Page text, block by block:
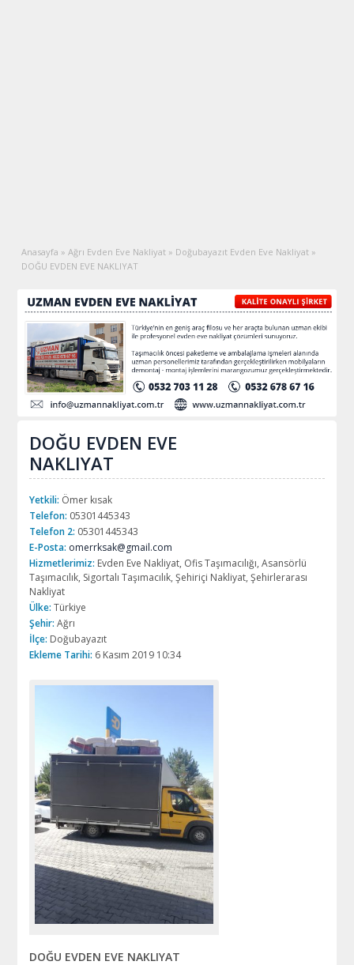
Anasayfa » Ağrı Evden Eve Nakliyat » Doğubayazıt Evden Eve Nakliyat »
DOĞU EVDEN EVE NAKLIYAT
DOĞU EVDEN EVE
NAKLIYAT
Yetkili: Ömer kısak
Telefon: 05301445343
Telefon 2: 05301445343
E-Posta: omerrksak@gmail.com
Hizmetlerimiz: Evden Eve Nakliyat, Ofis Taşımacılığı, Asansörlü
Taşımacılık, Sigortalı Taşımacılık, Şehiriçi Nakliyat, Şehirlerarası
Nakliyat
Ülke: Türkiye
Şehir: Ağrı
İlçe: Doğubayazıt
Ekleme Tarihi: 6 Kasım 2019 10:34
DOĞU EVDEN EVE NAKLIYAT